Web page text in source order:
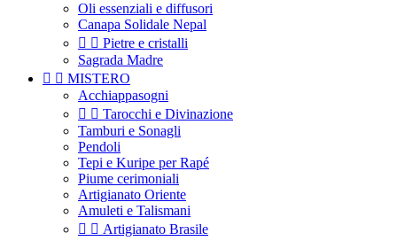
Oli essenziali e diffusori
Canapa Solidale Nepal
  Pietre e cristalli
Sagrada Madre
  MISTERO
Acchiappasogni
  Tarocchi e Divinazione
Tamburi e Sonagli
Pendoli
Tepi e Kuripe per Rapé
Piume cerimoniali
Artigianato Oriente
Amuleti e Talismani
  Artigianato Brasile